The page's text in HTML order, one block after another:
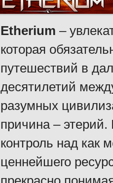
Etherium –
которая
путешествий в
десятилетий
разумных
причина –
контроль над как
ценнейшего